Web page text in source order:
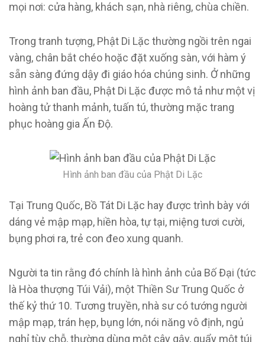
mọi nơi: cửa hàng, khách sạn, nhà riêng, chùa chiền.
Trong tranh tượng, Phật Di Lặc thường ngồi trên ngai
vàng, chân bắt chéo hoặc đặt xuống sàn, với hàm ý
sẵn sàng đứng dậy đi giáo hóa chúng sinh. Ở những
hình ảnh ban đầu, Phật Di Lặc được mô tả như một vị
hoàng tử thanh mảnh, tuấn tú, thường mặc trang
phục hoàng gia Ấn Độ.
Hình ảnh ban đầu của Phật Di Lặc
Tại Trung Quốc, Bồ Tát Di Lặc hay được trình bày với
dáng vẻ mập mạp, hiền hòa, tự tại, miệng tươi cười,
bụng phơi ra, trẻ con đeo xung quanh.
Người ta tin rằng đó chính là hình ảnh của Bố Đại (tức
là Hòa thượng Túi Vải), một Thiền Sư Trung Quốc ở
thế kỷ thứ 10. Tương truyền, nhà sư có tướng người
mập mạp, trán hẹp, bụng lớn, nói năng vô định, ngủ
nghỉ tùy chỗ, thường dùng một cây gậy, quẩy một túi